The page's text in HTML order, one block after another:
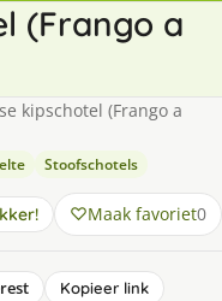
(Frango a
kipschotel (Frango a
Stoofschotels
Maak favoriet0
Kopieer link